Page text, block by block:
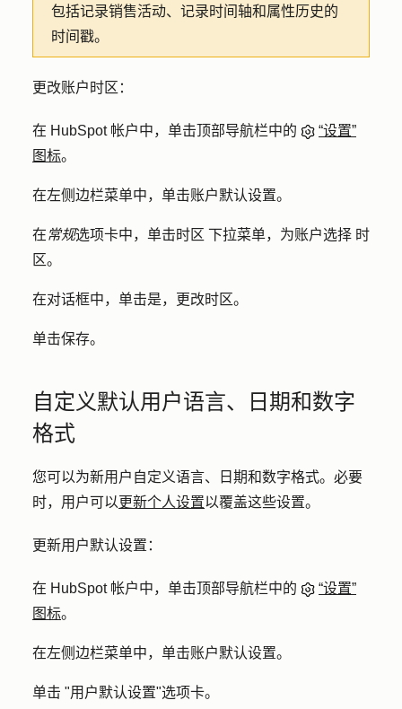
包括记录销售活动、记录时间轴和属性历史的
时间戳。
更改账户时区：
在 HubSpot 帐户中，单击顶部导航栏中的
“设置”
图标。
在左侧边栏菜单中，单击账户默认设置。
在常规选项卡中，单击时区 下拉菜单，为账户选择 时
区。
在对话框中，单击是，更改时区。
单击保存。
自定义默认用户语言、日期和数字
格式
您可以为新用户自定义语言、日期和数字格式。必要
时，用户可以 更新个人设置以覆盖这些设置。
更新用户默认设置：
在 HubSpot 帐户中，单击顶部导航栏中的
“设置”
图标。
在左侧边栏菜单中，单击账户默认设置。
单击 "用户默认设置"选项卡。